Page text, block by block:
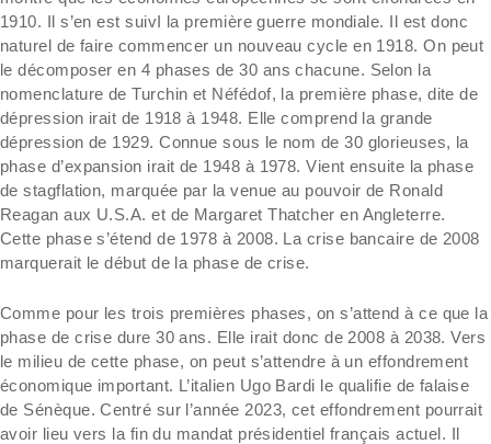
1910. Il s’en est suivI la première guerre mondiale. Il est donc
naturel de faire commencer un nouveau cycle en 1918. On peut
le décomposer en 4 phases de 30 ans chacune. Selon la
nomenclature de Turchin et Néfédof, la première phase, dite de
dépression irait de 1918 à 1948. Elle comprend la grande
dépression de 1929. Connue sous le nom de 30 glorieuses, la
phase d’expansion irait de 1948 à 1978. Vient ensuite la phase
de stagflation, marquée par la venue au pouvoir de Ronald
Reagan aux U.S.A. et de Margaret Thatcher en Angleterre.
Cette phase s’étend de 1978 à 2008. La crise bancaire de 2008
marquerait le début de la phase de crise.
Comme pour les trois premières phases, on s’attend à ce que la
phase de crise dure 30 ans. Elle irait donc de 2008 à 2038. Vers
le milieu de cette phase, on peut s’attendre à un effondrement
économique important. L’italien Ugo Bardi le qualifie de falaise
de Sénèque. Centré sur l’année 2023, cet effondrement pourrait
avoir lieu vers la fin du mandat présidentiel français actuel. Il